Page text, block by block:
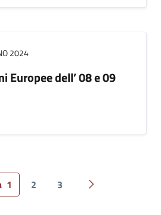
2024
Europee dell’ 08 e 09
1 2 3 Pagina